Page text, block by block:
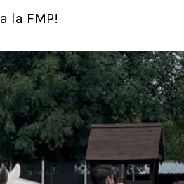
a la FMP!